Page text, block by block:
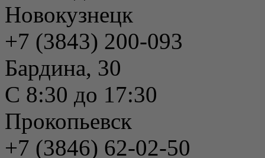
Новокузнецк
+7 (3843) 200-093
Бардина, 30
С 8:30 до 17:30
Прокопьевск
+7 (3846) 62-02-50